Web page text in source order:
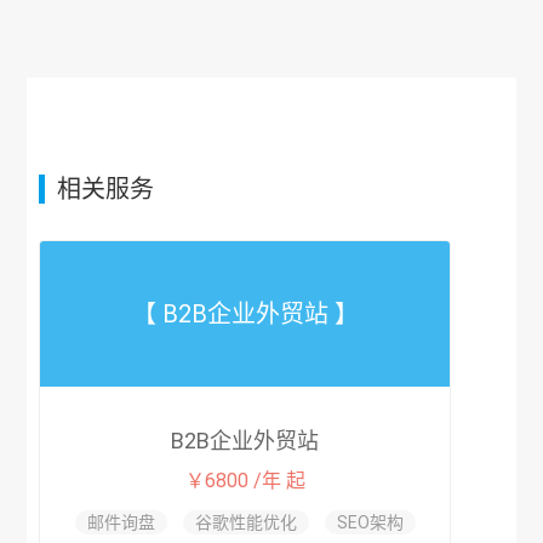
相关服务
【 B2B企业外贸站 】
B2B企业外贸站
￥6800 /年 起
邮件询盘 谷歌性能优化 SEO架构